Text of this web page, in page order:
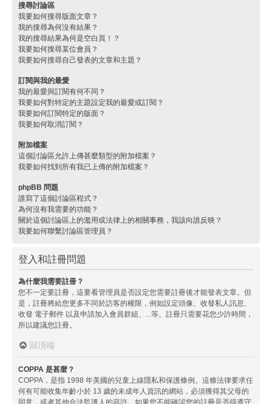
搜尋討論區
我要如何搜尋版面文章？
我的搜尋為何沒有結果？
我的搜尋結果為何是空白頁！？
我要如何搜尋某位會員？
我要如何搜尋自己發表的文章和主題？
訂閱與我的最愛
我的最愛與訂閱有何不同？
我要如何對特定的主題設定我的最愛或訂閱？
我要如何訂閱特定的版面？
我要如何取消訂閱？
附加檔案
這個討論區允許上傳甚麼類型的附加檔案？
我要如何找到所有我已上傳的附加檔案？
phpBB 問題
誰寫了這個討論區程式？
為何沒有我需要的功能？
關於這個討論區上的濫用或法律上的相關事務，我該向誰反映？
我要如何聯繫討論區管理員？
登入和註冊問題
為什麼我需要註冊？
您不一定要註冊，這要看管理員是否設定您需要註冊後才能發表文章。但
是，註冊將給您更多不同於訪客的權限，例如設定頭像、收發私人訊息、
收發 電子郵件 以及申請加入會員群組、...等。註冊只需要花您少許時間，
所以建議您註冊。
回頂端
COPPA 是甚麼？
COPPA，是指 1998 年美國的兒童上線隱私和保護條例。這條法律要求任
何有可能收集年齡小於 13 歲的未成年人資訊的網站，必須獲得其父母的
同意，或者其他合法監護人的容許。如果您不能確認您的註冊是否得遵守